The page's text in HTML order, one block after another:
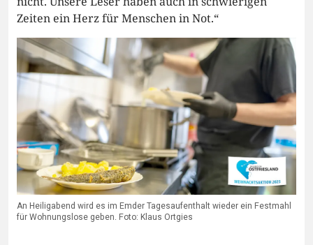
Zeiten ein Herz für Menschen in Not.“
An Heiligabend wird es im Emder Tagesaufenthalt wieder ein Festmahl
für Wohnungslose geben. Foto: Klaus Ortgies